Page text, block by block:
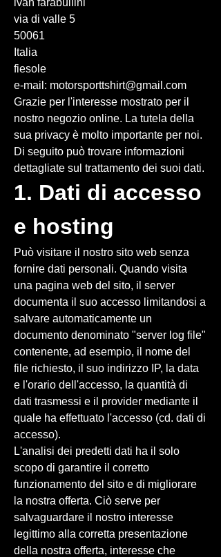
via di valle 5
50061
​​​​​​​Italia
fiesole
e-mail: motorsporttshirt@gmail.com
Grazie per l'interesse mostrato per il
nostro negozio online. La tutela della
sua privacy è molto importante per noi.
Di seguito può trovare informazioni
dettagliate sul trattamento dei suoi dati.
1. Dati di accesso
e hosting
Può visitare il nostro sito web senza
fornire dati personali. Quando visita
una pagina web del sito, il server
documenta il suo accesso limitandosi a
salvare automaticamente un
documento denominato "server log file"
contenente, ad esempio, il nome del
file richiesto, il suo indirizzo IP, la data
e l'orario dell'accesso, la quantità di
dati trasmessi e il provider mediante il
quale ha effettuato l'accesso (cd. dati di
accesso).
L'analisi dei predetti dati ha il solo
scopo di garantire il corretto
funzionamento del sito e di migliorare
la nostra offerta. Ciò serve per
salvaguardare il nostro interesse
legittimo alla corretta presentazione
della nostra offerta, interesse che